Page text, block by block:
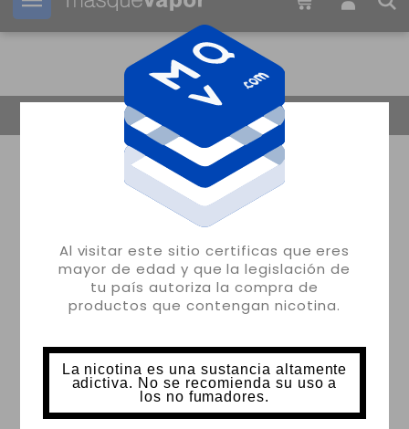
Al visitar este sitio certificas que eres
mayor de edad y que la legislación de
tu país autoriza la compra de
productos que contengan nicotina.
La nicotina es una sustancia altamente
adictiva. No se recomienda su uso a
los no fumadores.
Tu pedido puede ser enviado en 19m: